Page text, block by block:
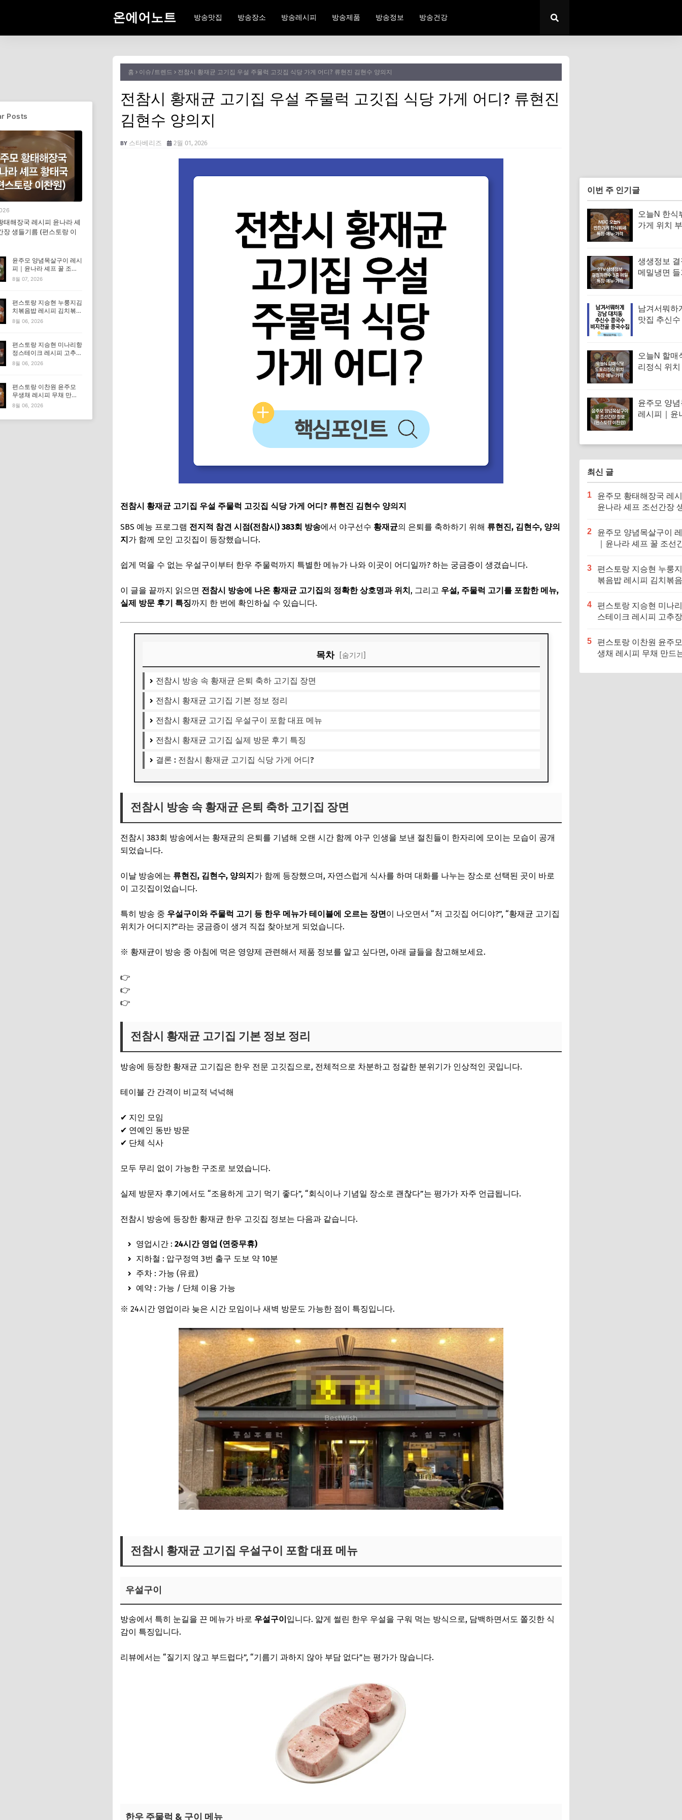
온에어노트 방송맛집 방송장소 방송레시피 방송제품 방송정보 방송건강
홈 이슈/트렌드 전참시 황재균 고기집 우설 주물럭 고깃집 식당 가게 어디? 류현진 김현수 양의지
전참시 황재균 고기집 우설 주물럭 고깃집 식당 가게 어디? 류현진
김현수 양의지
스타베리즈 2월 01, 2026
전참시 황재균 고기집 우설 주물럭 고깃집 식당 가게 어디? 류현진 김현수 양의지
SBS 예능 프로그램 전지적 참견 시점(전참시) 383회 방송에서 야구선수 황재균의 은퇴를 축하하기 위해 류현진, 김현수, 양의
지가 함께 모인 고깃집이 등장했습니다.
쉽게 먹을 수 없는 우설구이부터 한우 주물럭까지 특별한 메뉴가 나와 이곳이 어디일까? 하는 궁금증이 생겼습니다.
이 글을 끝까지 읽으면 전참시 방송에 나온 황재균 고기집의 정확한 상호명과 위치, 그리고 우설, 주물럭 고기를 포함한 메뉴,
실제 방문 후기 특징까지 한 번에 확인하실 수 있습니다.
목차 [숨기기]
전참시 방송 속 황재균 은퇴 축하 고기집 장면
전참시 황재균 고기집 기본 정보 정리
전참시 황재균 고기집 우설구이 포함 대표 메뉴
전참시 황재균 고기집 실제 방문 후기 특징
결론 : 전참시 황재균 고기집 식당 가게 어디?
전참시 방송 속 황재균 은퇴 축하 고기집 장면
전참시 383회 방송에서는 황재균의 은퇴를 기념해 오랜 시간 함께 야구 인생을 보낸 절친들이 한자리에 모이는 모습이 공개
되었습니다.
이날 방송에는 류현진, 김현수, 양의지가 함께 등장했으며, 자연스럽게 식사를 하며 대화를 나누는 장소로 선택된 곳이 바로
이 고깃집이었습니다.
특히 방송 중 우설구이와 주물럭 고기 등 한우 메뉴가 테이블에 오르는 장면이 나오면서 “저 고깃집 어디야?”, “황재균 고기집
위치가 어디지?”라는 궁금증이 생겨 직접 찾아보게 되었습니다.
※ 황재균이 방송 중 아침에 먹은 영양제 관련해서 제품 정보를 알고 싶다면, 아래 글들을 참고해보세요.
👉
👉
👉
전참시 황재균 고기집 기본 정보 정리
방송에 등장한 황재균 고기집은 한우 전문 고깃집으로, 전체적으로 차분하고 정갈한 분위기가 인상적인 곳입니다.
테이블 간 간격이 비교적 넉넉해
✔ 지인 모임
✔ 연예인 동반 방문
✔ 단체 식사
모두 무리 없이 가능한 구조로 보였습니다.
실제 방문자 후기에서도 “조용하게 고기 먹기 좋다”, “회식이나 기념일 장소로 괜찮다”는 평가가 자주 언급됩니다.
전참시 방송에 등장한 황재균 한우 고깃집 정보는 다음과 같습니다.
영업시간 : 24시간 영업 (연중무휴)
지하철 : 압구정역 3번 출구 도보 약 10분
주차 : 가능 (유료)
예약 : 가능 / 단체 이용 가능
※ 24시간 영업이라 늦은 시간 모임이나 새벽 방문도 가능한 점이 특징입니다.
전참시 황재균 고기집 우설구이 포함 대표 메뉴
우설구이
방송에서 특히 눈길을 끈 메뉴가 바로 우설구이입니다. 얇게 썰린 한우 우설을 구워 먹는 방식으로, 담백하면서도 쫄깃한 식
감이 특징입니다.
리뷰에서는 “질기지 않고 부드럽다”, “기름기 과하지 않아 부담 없다”는 평가가 많습니다.
한우 주물럭 & 구이 메뉴
이번 주 인기글
오늘N 한식
가게 위치
찬장인)
생생정보
메밀냉면
격
남겨서뭐하
맛집 추신
오늘N 할매
리정식 위
윤주모 양
레시피｜윤
최신 글
1
윤주모 황태해장국 레
윤나라 셰프 조선간장
2
윤주모 양념목살구이
｜윤나라 셰프 꿀 조선
3
편스토랑 지승현 누룽
볶음밥 레시피 김치볶
4
편스토랑 지승현 미나
스테이크 레시피 고추
5
편스토랑 이찬원 윤주
생채 레시피 무채 만드
Posts
태해장국 레시피 윤나라 셰
장 생들기름 (편스토랑 이
윤주모 양념목살구이 레시
피｜윤나라 셰프 꿀 조선
간장 정보 (편스토랑 이찬
8월 07, 2026
편스토랑 지승현 누룽지김
치볶음밥 레시피 김치볶음
밥 만드는법
8월 06, 2026
편스토랑 지승현 미나리항
정스테이크 레시피 고추장
마요소스 만드는법
8월 06, 2026
편스토랑 이찬원 윤주모
무생채 레시피 무채 만드
는법
8월 06, 2026